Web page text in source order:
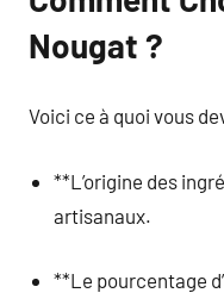
Nougat ?
Voici ce à quoi vous
**L’origine des
artisanaux.
**Le pourcentage